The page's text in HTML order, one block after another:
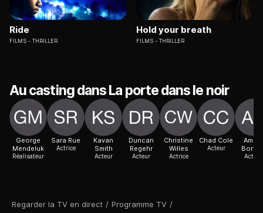
Regarder la TV en direct / Programme TV /
Ride
FILMS THRILLER
Hold your breath
FILMS THRILLER
Au casting dans La porte dans le noir
George
Mendeluk
Réalisateur
Sara Rue
Actrice
Kavan
Smith
Acteur
Duncan
Regehr
Acteur
Christine
Willes
Actrice
Chad Cole
Acteur
Amber
Actrice